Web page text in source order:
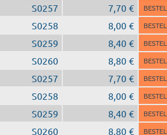
S0257
7,70 €
S0258
8,00 €
S0259
8,40 €
S0260
8,80 €
S0257
7,70 €
S0258
8,00 €
S0259
8,40 €
S0260
8,80 €